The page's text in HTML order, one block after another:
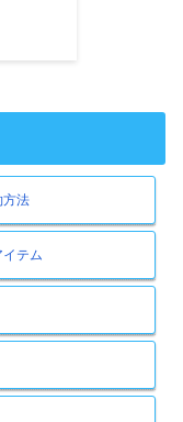
方法
イテム